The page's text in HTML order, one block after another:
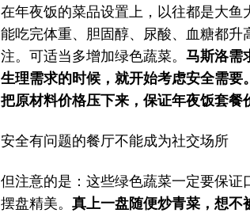
在年夜饭的菜品设置上，以往都是大
能吃完体重、胆固醇、尿酸、血糖都
注。可适当多增加绿色蔬菜。马斯洛需
生理需求的时候，就开始考虑安全需要
把原材料价格压下来，保证年夜饭套餐
安全有问题的餐厅不能成为社交场所
但注意的是：这些绿色蔬菜一定要保
摆盘精美。真上一盘随便炒青菜，想不